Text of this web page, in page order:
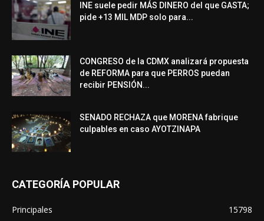
INE suele pedir MÁS DINERO del que GASTA;
pide +13 MIL MDP solo para...
CONGRESO de la CDMX analizará propuesta
de REFORMA para que PERROS puedan
recibir PENSIÓN...
SENADO RECHAZA que MORENA fabrique
culpables en caso AYOTZINAPA
CATEGORÍA POPULAR
Principales
15798